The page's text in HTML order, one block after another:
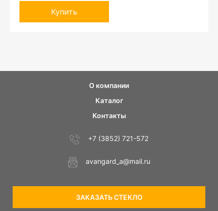
Купить
О компании
Каталог
Контакты
+7 (3852) 721-572
avangard_a@mail.ru
ЗАКАЗАТЬ СТЕКЛО